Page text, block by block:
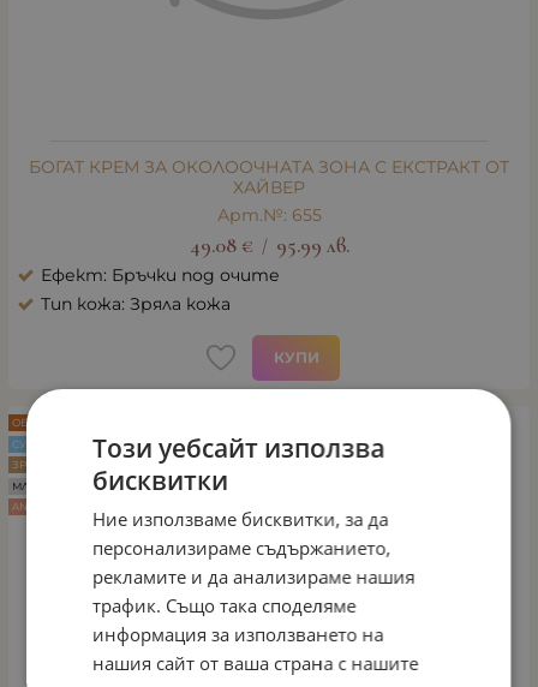
БОГАТ КРЕМ ЗА ОКОЛООЧНАТА ЗОНА С ЕКСТРАКТ ОТ
ХАЙВЕР
Арт.№: 655
49.08 € / 95.99 лв.
Ефект: Бръчки под очите
Тип кожа: Зряла кожа
КУПИ
ОБНОВЕНА ФОРМУЛА
СУХА КОЖА
ЗРЯЛА КОЖА
МЛАДА КОЖА
ANTI AGE
Този уебсайт използва
бисквитки
Ние използваме бисквитки, за да
персонализираме съдържанието,
рекламите и да анализираме нашия
трафик. Също така споделяме
информация за използването на
нашия сайт от ваша страна с нашите